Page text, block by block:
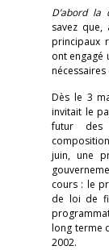
D’abord
savez
principaux
ont engagé
Dès le 3
invitait le
futur des
juin, une
cours : le
de loi de
long terme
2002.